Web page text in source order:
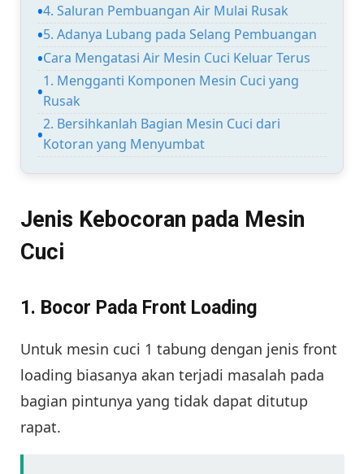
4. Saluran Pembuangan Air Mulai Rusak
5. Adanya Lubang pada Selang Pembuangan
Cara Mengatasi Air Mesin Cuci Keluar Terus
1. Mengganti Komponen Mesin Cuci yang
Rusak
2. Bersihkanlah Bagian Mesin Cuci dari
Kotoran yang Menyumbat
Jenis Kebocoran pada Mesin
Cuci
1. Bocor Pada Front Loading
Untuk mesin cuci 1 tabung dengan jenis front
loading biasanya akan terjadi masalah pada
bagian pintunya yang tidak dapat ditutup
rapat.